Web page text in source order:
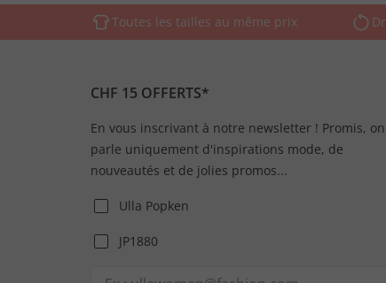
Toutes les tailles au même prix
CHF 15 OFFERTS*
En vous inscrivant à notre newsletter ! Promis, on
parle uniquement d'inspirations mode, de
nouveautés et de jolies promos...
Ulla Popken
JP1880